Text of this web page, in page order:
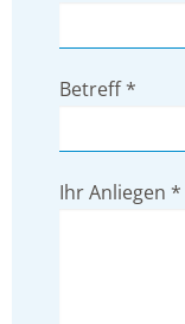
Betreff*
Ihr Anliegen *